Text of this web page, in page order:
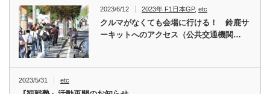
2023/6/12 2023年 F1日本GP,etc
クルマがなくても会場に行ける！ 鈴鹿サ
ーキットへのアクセス（公共交通機関…
2023/5/31 etc